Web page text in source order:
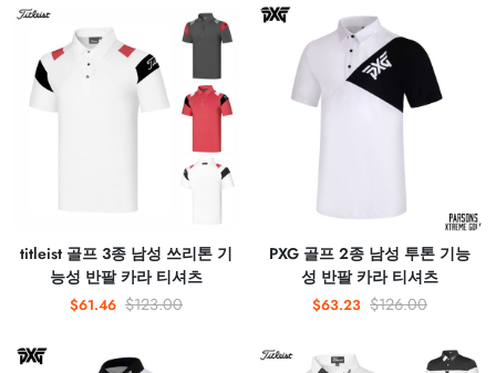
titleist 골프 3종 남성 쓰리톤 기
능성 반팔 카라 티셔츠
$61.46 $123.00
PXG 골프 2종 남성 투톤 기능
성 반팔 카라 티셔츠
$63.23 $126.00